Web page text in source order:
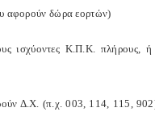
αφορούν δώρα εορτών)
ισχύοντες Κ.Π.Κ. πλήρους, ή
Δ.Χ. (π.χ. 003, 114, 115, 902)